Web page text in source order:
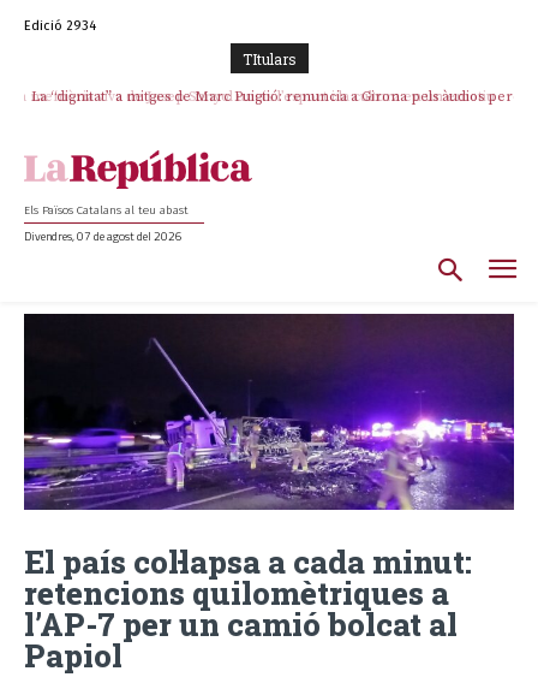
Edició 2934
TItulars
La “dignitat” a mitges de Marc Puigtió: renuncia a Girona pels àudios però
Els Països Catalans al teu abast
Divendres, 07 de agost del 2026
El país col·lapsa a cada minut:
retencions quilomètriques a
l’AP-7 per un camió bolcat al
Papiol